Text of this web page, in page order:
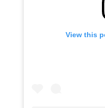
View this